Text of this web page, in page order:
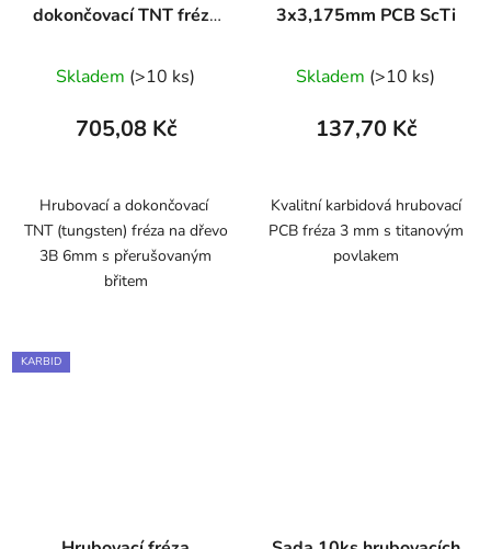
dokončovací TNT fréza
břitem 6mm
Skladem (>10 ks)
705,08 Kč
Hrubovací a dokončovací
TNT (tungsten) fréza na dřevo
3B 6mm s přerušovaným
břitem
3x3,175mm PCB ScTi
Skladem (>10 ks)
137,70 Kč
Kvalitní karbidová hrubovací
PCB fréza 3 mm s titanovým
povlakem
KARBID